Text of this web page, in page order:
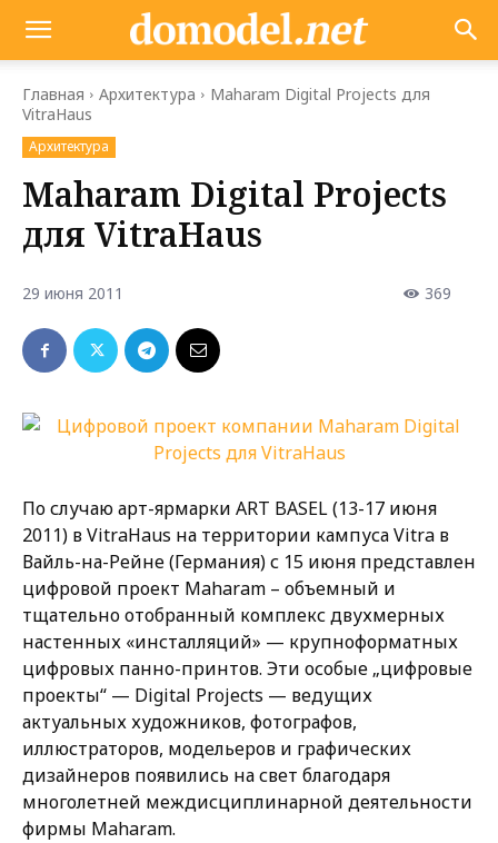
Главная Архитектура
Maharam Digital Projects для
VitraHaus
Архитектура
Maharam Digital Projects
для VitraHaus
29 июня 2011 369
По случаю арт-ярмарки ART BASEL (13-17 июня
2011) в VitraHaus на территории кампуса Vitra в
Вайль-на-Рейне (Германия) с 15 июня представлен
цифровой проект Maharam – объемный и
тщательно отобранный комплекс двухмерных
настенных «инсталляций» — крупноформатных
цифровых панно-принтов. Эти особые „цифровые
проекты“ — Digital Projects — ведущих
актуальных художников, фотографов,
иллюстраторов, модельеров и графических
дизайнеров появились на свет благодаря
многолетней междисциплинарной деятельности
фирмы Maharam.